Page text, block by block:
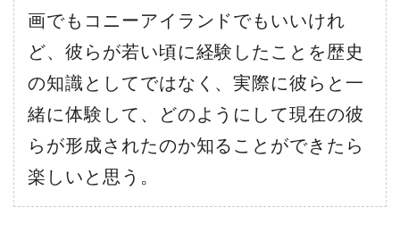
画でもコニーアイランドでもいいけれ
ど、彼らが若い頃に経験したことを歴史
の知識としてではなく、実際に彼らと一
緒に体験して、どのようにして現在の彼
らが形成されたのか知ることができたら
楽しいと思う。